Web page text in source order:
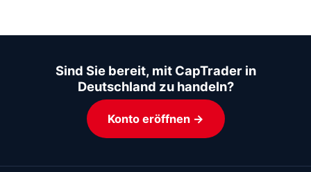
Sind Sie bereit, mit CapTrader in
Deutschland zu handeln?
Konto eröffnen →